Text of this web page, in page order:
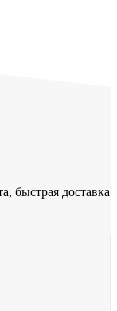
быстрая доставка